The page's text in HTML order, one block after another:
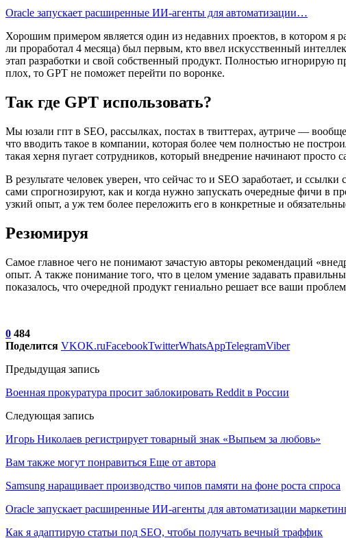
Oracle запускает расширенные ИИ‑агенты для автоматизации…
Хорошим примером является один из недавних проектов, в котором я
ли проработал 4 месяца) был первым, кто ввел искусственный
этап разработки и свой собственный продукт. Полностью игнорирую
плох, то GPT не поможет перейти по воронке.
Так где GPT использовать?
Мы юзали гпт в SEO, рассылках, постах в твиттерах, аутриче —
что вводить такое в компании, которая более чем полностью не
такая херня пугает сотрудников, который внедрение начинают просто
В результате человек уверен, что сейчас то и SEO заработает, и
сами спрогнозируют, как и когда нужно запускать очередные фичи в
узкий опыт, а уж тем более переложить его в конкретные и
Резюмируя
Самое главное чего не понимают зачастую авторы рекомендаций
опыт. А также понимание того, что в целом умение задавать
показалось, что очередной продукт гениально решает все ваши
0 484
Поделится VKOK.ruFacebookTwitterWhatsAppTelegramViber
Предыдущая запись
Военная прокуратура просит заблокировать Reddit в России
Следующая запись
Игорь Николаев регистрирует товарный знак «Выпьем за любовь»
Вам также могут понравиться Еще от автора
Samsung наращивает производство чипов памяти на фоне роста спроса
Oracle запускает расширенные ИИ‑агенты для автоматизации
Как я адаптирую статьи под SEO, чтобы получать вечный траффик